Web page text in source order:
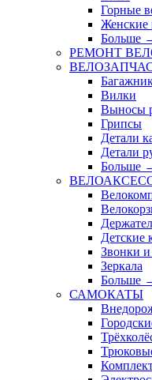
Горные
Женские
Больше
РЕМОНТ
Вилки
Выносы
Грипсы
Детали
Детали
Больше
Детские
Звонки
Зеркала
Больше
САМОКАТЫ